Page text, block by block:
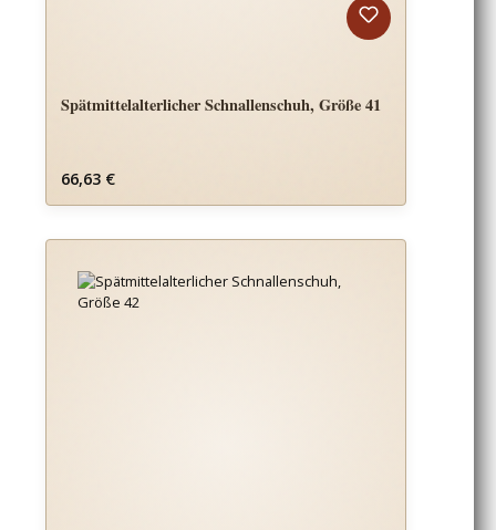
Spätmittelalterlicher Schnallenschuh, Größe 41
Regulärer Preis:
66,63 €